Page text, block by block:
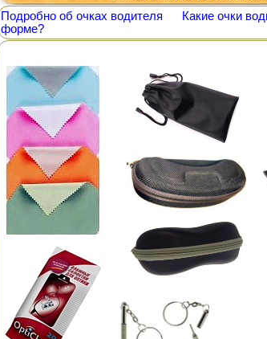
Подробно об очках водителя
Какие очки
форме?